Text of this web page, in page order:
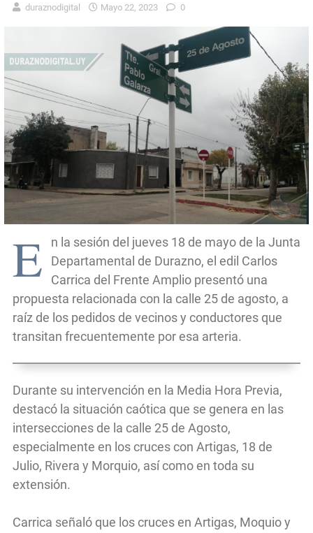
duraznodigital Mayo 22, 2023 0
E
n la sesión del jueves 18 de mayo de la Junta
Departamental de Durazno, el edil Carlos
Carrica del Frente Amplio presentó una
propuesta relacionada con la calle 25 de agosto, a
raíz de los pedidos de vecinos y conductores que
transitan frecuentemente por esa arteria.
Durante su intervención en la Media Hora Previa,
destacó la situación caótica que se genera en las
intersecciones de la calle 25 de Agosto,
especialmente en los cruces con Artigas, 18 de
Julio, Rivera y Morquio, así como en toda su
extensión.
Carrica señaló que los cruces en Artigas, Moquio y